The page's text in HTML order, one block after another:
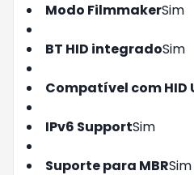
Modo FilmmakerSim
BT HID integradoSim
Compatível com HID
IPv6 SupportSim
Suporte para MBRSim